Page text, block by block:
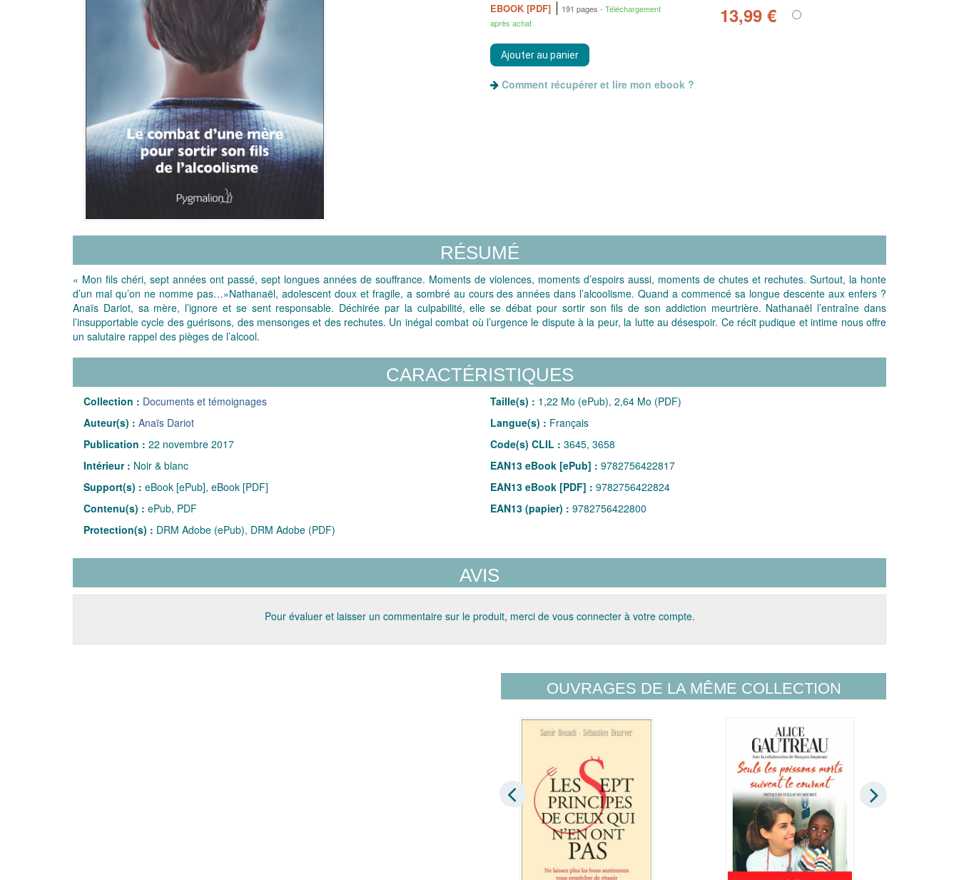
EBOOK [PDF] 191 pages
Téléchargement
après achat
13,99 €
Comment récupérer et lire mon ebook ?
RÉSUMÉ
« Mon fils chéri, sept années ont passé, sept longues années de souffrance. Moments de violences, moments d’espoirs aussi, moments de chutes et rechutes. Surtout, la honte
d’un mal qu’on ne nomme pas…»Nathanaël, adolescent doux et fragile, a sombré au cours des années dans l’alcoolisme. Quand a commencé sa longue descente aux enfers ?
Anaïs Dariot, sa mère, l’ignore et se sent responsable. Déchirée par la culpabilité, elle se débat pour sortir son fils de son addiction meurtrière. Nathanaël l’entraîne dans
l’insupportable cycle des guérisons, des mensonges et des rechutes. Un inégal combat où l’urgence le dispute à la peur, la lutte au désespoir. Ce récit pudique et intime nous offre
un salutaire rappel des pièges de l’alcool.
CARACTÉRISTIQUES
Collection : Documents et témoignages
Auteur(s) : Anaïs Dariot
Publication : 22 novembre 2017
Intérieur : Noir & blanc
Support(s) : eBook [ePub], eBook [PDF]
Contenu(s) : ePub, PDF
Protection(s) : DRM Adobe (ePub), DRM Adobe (PDF)
Taille(s) : 1,22 Mo (ePub), 2,64 Mo (PDF)
Langue(s) : Français
Code(s) CLIL : 3645, 3658
EAN13 eBook [ePub] : 9782756422817
EAN13 eBook [PDF] : 9782756422824
EAN13 (papier) : 9782756422800
AVIS
Pour évaluer et laisser un commentaire sur le produit, merci de vous connecter à votre compte.
OUVRAGES DE LA MÊME COLLECTION